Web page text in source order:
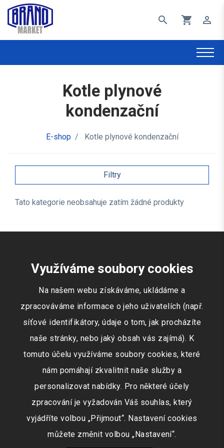
search shopping_cart perm_identity
Kotle plynové
kondenzační
E-shop / Kotle plynové kondenzační
Filtry
Tato kategorie neobsahuje zatím žádné produkty
Využíváme soubory cookies
Na našem webu získáváme, ukládáme a
zpracováváme informace o jeho uživatelích (např.
síťové identifikátory, údaje o tom, jak procházíte
naše stránky, nebo jaký obsah vás zajímá). K
tomuto účelu využíváme soubory cookies, které
nám pomáhají zkvalitnit naše služby a
personalizovat nabídky. Pro některé účely
zpracování je vyžadován Váš souhlas, který
vyjádříte volbou „Přijmout“. Nastavení cookies
můžete změnit volbou „Nastavení“.